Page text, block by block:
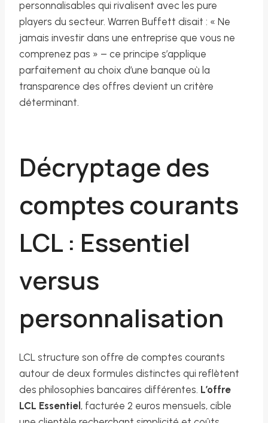
personnalisables qui rivalisent avec les pure
players du secteur. Warren Buffett disait : « Ne
jamais investir dans une entreprise que vous ne
comprenez pas » – ce principe s’applique
parfaitement au choix d’une banque où la
transparence des offres devient un critère
déterminant.
Décryptage des
comptes courants
LCL : Essentiel
versus
personnalisation
LCL structure son offre de comptes courants
autour de deux formules distinctes qui reflètent
des philosophies bancaires différentes. L’offre
LCL Essentiel , facturée 2 euros mensuels, cible